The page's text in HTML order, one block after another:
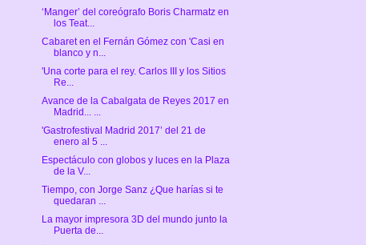
‘Manger’ del coreógrafo Boris Charmatz en
los Teat...
Cabaret en el Fernán Gómez con 'Casi en
blanco y n...
'Una corte para el rey. Carlos III y los Sitios
Re...
Avance de la Cabalgata de Reyes 2017 en
Madrid... ...
'Gastrofestival Madrid 2017’ del 21 de
enero al 5 ...
Espectáculo con globos y luces en la Plaza
de la V...
Tiempo, con Jorge Sanz ¿Que harías si te
quedaran ...
La mayor impresora 3D del mundo junto la
Puerta de...